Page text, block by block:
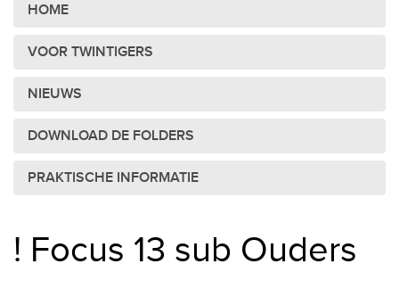
HOME
VOOR TWINTIGERS
NIEUWS
DOWNLOAD DE FOLDERS
PRAKTISCHE INFORMATIE
! Focus 13 sub Ouders